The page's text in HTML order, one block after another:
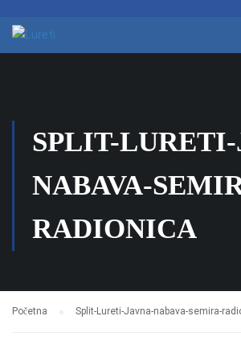
SPLIT-
NABAVA-
RADIONICA
Početna Split-Lureti-Javna-nabava-semira-